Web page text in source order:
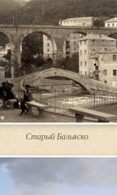
Старый Бальяско